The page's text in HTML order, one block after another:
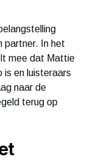
partner. In het
mee dat Mattie
is en luisteraars
naar de
terug op